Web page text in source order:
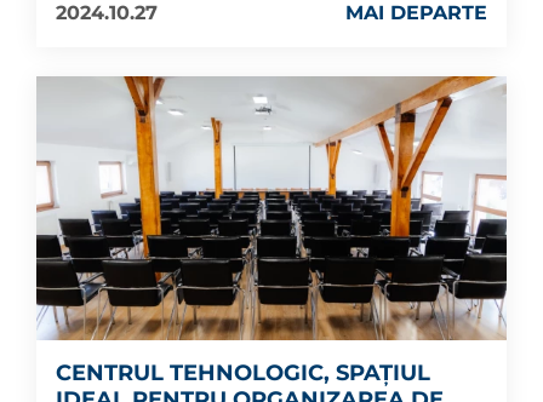
2024.10.27
MAI DEPARTE
CENTRUL TEHNOLOGIC, SPAȚIUL